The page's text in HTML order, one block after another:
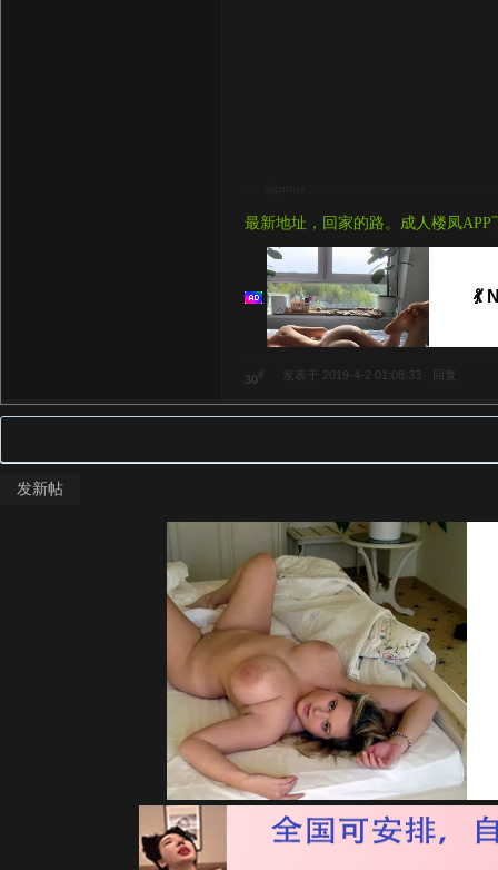
最新地址，回家的路。成人楼凤APP
💃
30# 发表于 2019-4-2 01:08:33 回复
发新帖